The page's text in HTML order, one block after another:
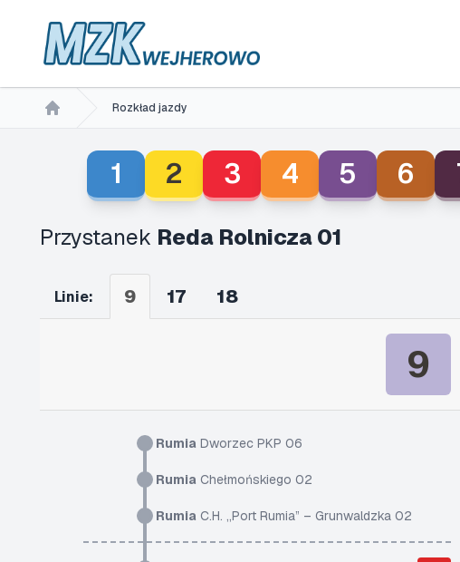
Rozkład jazdy
1 2 3 4 5 6
Przystanek Reda Rolnicza 01
Linie: 9 17 18
9
Rumia Dworzec PKP 06
Rumia Chełmońskiego 02
Rumia C.H. „Port Rumia” – Grunwaldzka 02